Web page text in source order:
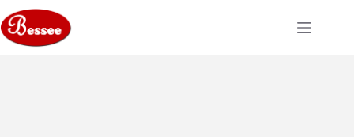
naar
de
inhoud